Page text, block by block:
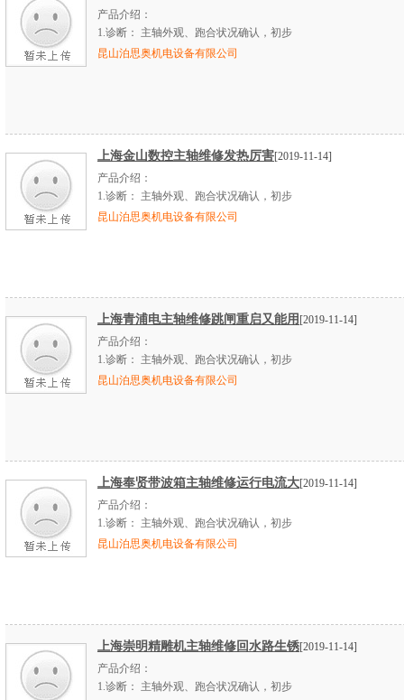
产品介绍：
1.诊断：
主轴外观、跑合状况确认，初步
昆山泊思奥机电设备有限公司
上海金山数控主轴维修发热厉害[2019-11-14]
产品介绍：
1.诊断：
主轴外观、跑合状况确认，初步
昆山泊思奥机电设备有限公司
上海青浦电主轴维修跳闸重启又能用 [2019-11-14]
产品介绍：
1.诊断：
主轴外观、跑合状况确认，初步
昆山泊思奥机电设备有限公司
上海奉贤带波箱主轴维修运行电流大[2019-11-14]
产品介绍：
1.诊断：
主轴外观、跑合状况确认，初步
昆山泊思奥机电设备有限公司
上海崇明精雕机主轴维修回水路生锈[2019-11-14]
产品介绍：
1.诊断：
主轴外观、跑合状况确认，初步